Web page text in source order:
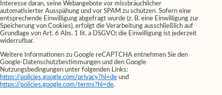
Interesse daran, seine Webangebote vor missbräuchlicher
automatisierter Ausspähung und vor SPAM zu schützen. Sofern eine
entsprechende Einwilligung abgefragt wurde (z. B. eine Einwilligung zur
Speicherung von Cookies), erfolgt die Verarbeitung ausschließlich auf
Grundlage von Art. 6 Abs. 1 lit. a DSGVO; die Einwilligung ist jederzeit
widerrufbar.
Weitere Informationen zu Google reCAPTCHA entnehmen Sie den
Google-Datenschutzbestimmungen und den Google
Nutzungsbedingungen unter folgenden Links:
https://policies.google.com/privacy?hl=de und
https://policies.google.com/terms?hl=de.